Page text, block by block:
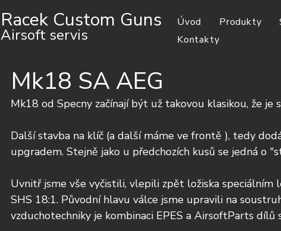
Racek Custom Guns
Airsoft servis
Úvod Produkty
Kontakty
Mk18 SA AEG
Mk18 od Specny začínají být už takovou klasikou, že je
Další stavba na klíč (a další máme ve frontě ), tedy
upgradem. Stejně jako u předchozích kusů se jedná o
Uvnitř jsme vše vyčistili, vlepili zpět ložiska speciálním
SHS 18:1. Původní hlavu válce jsme upravili na
vzduchotechniky je kombinaci EPES a AirsoftParts